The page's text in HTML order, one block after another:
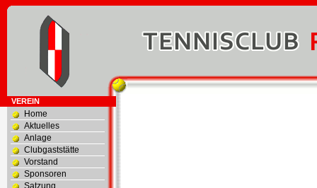
VEREIN
Home
Aktuelles
Anlage
Clubgaststätte
Vorstand
Sponsoren
Satzung